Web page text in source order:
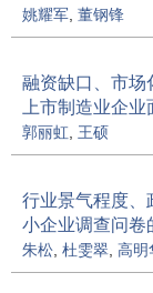
姚耀军 董钢锋
融资缺口、市
上市制造业企
郭丽虹 王硕
行业景气程度
小企业调查问卷
朱松 杜雯翠 高明